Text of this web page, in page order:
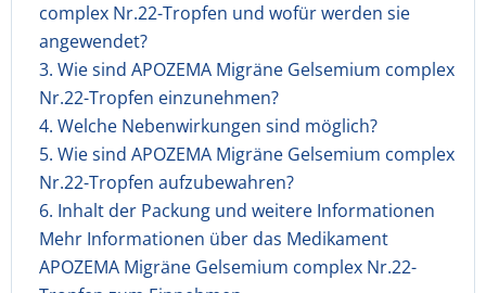
complex Nr.22-Tropfen und wofür werden sie
angewendet?
3. Wie sind APOZEMA Migräne Gelsemium complex
Nr.22-Tropfen einzunehmen?
4. Welche Nebenwirkungen sind möglich?
5. Wie sind APOZEMA Migräne Gelsemium complex
Nr.22-Tropfen aufzubewahren?
6. Inhalt der Packung und weitere Informationen
Mehr Informationen über das Medikament
APOZEMA Migräne Gelsemium complex Nr.22-